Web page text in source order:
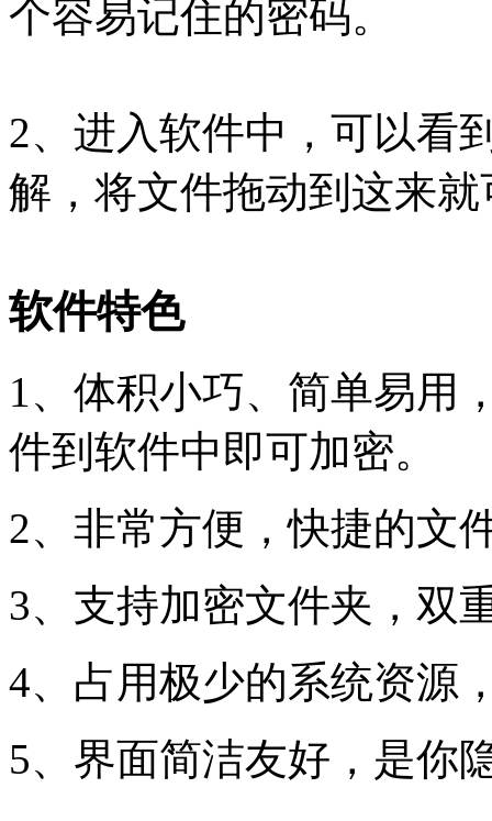
个容易记住的密码。
2、进入软件中，可以看
解，将文件拖动到这来
软件特色
1、体积小巧、简单易用
件到软件中即可加密。
2、非常方便，快捷的文
3、支持加密文件夹，双
4、占用极少的系统资源
5、界面简洁友好，是你